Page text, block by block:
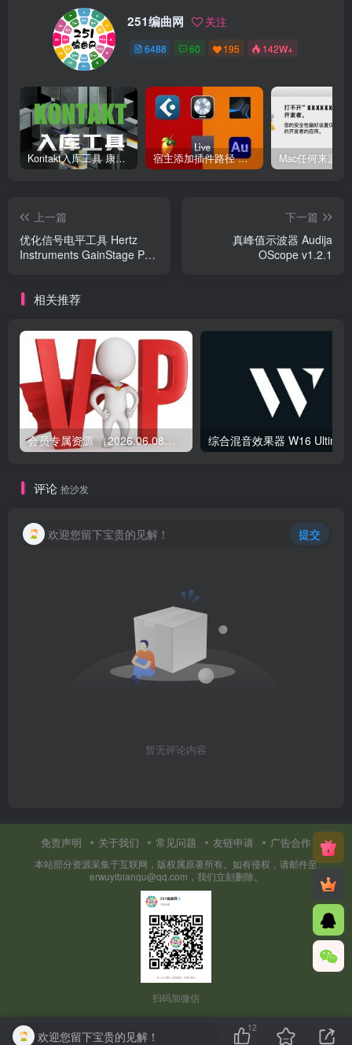
251编曲网 关注
6488 60 195 142W+
Kontakt入库工具 康泰克入库教程 宿主添加插件路径 插件路径设置 VSTPlugins路径
上一篇
优化信号电平工具 Hertz
Instruments GainStage Pro
下一篇
真峰值示波器 Audija
OScope v1.2.1
相关推荐
会员专属资源 （2026.06.08更新）
评论 抢沙发
欢迎您留下宝贵的见解！ 提交
暂无评论内容
免责声明 关于我们 常见问题 友链申请 广告合作
本站部分资源采集于互联网，版权属原著所有。如有侵权，请邮件至
erwuyibianqu@qq.com，我们立刻删除。
扫码加微信
欢迎您留下宝贵的见解！
12